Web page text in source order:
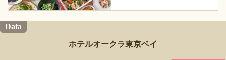
Data
ホテルオークラ東京ベイ